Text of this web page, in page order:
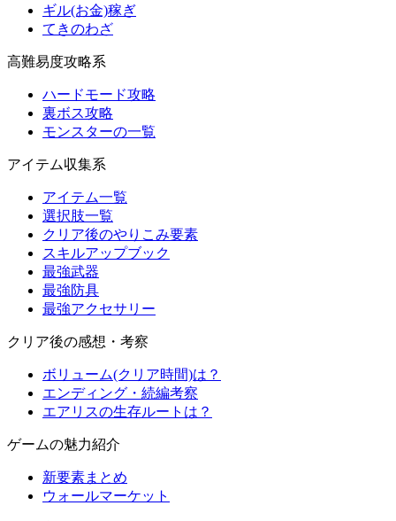
ギル(お金)稼ぎ
てきのわざ
高難易度攻略系
ハードモード攻略
裏ボス攻略
モンスターの一覧
アイテム収集系
アイテム一覧
選択肢一覧
クリア後のやりこみ要素
スキルアップブック
最強武器
最強防具
最強アクセサリー
クリア後の感想・考察
ボリューム(クリア時間)は？
エンディング・続編考察
エアリスの生存ルートは？
ゲームの魅力紹介
新要素まとめ
ウォールマーケット